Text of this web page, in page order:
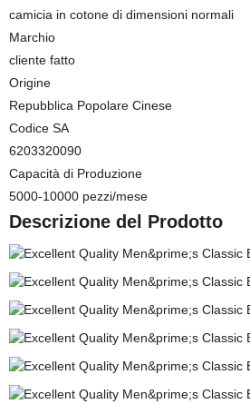
camicia in cotone di dimensioni normali
Marchio
cliente fatto
Origine
Repubblica Popolare Cinese
Codice SA
6203320090
Capacità di Produzione
5000-10000 pezzi/mese
Descrizione del Prodotto